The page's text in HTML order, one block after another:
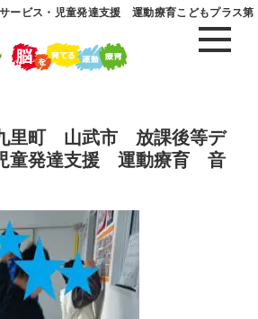
ービス・児童発達支援 運動療育こどもプラス第
里町 山武市 放課後等デ
童発達支援 運動療育 音